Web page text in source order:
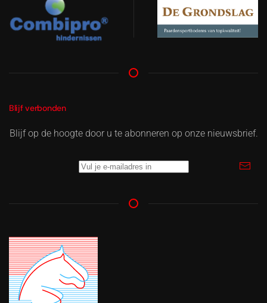
Blijf verbonden
Blijf op de hoogte door u te abonneren op onze nieuwsbrief.